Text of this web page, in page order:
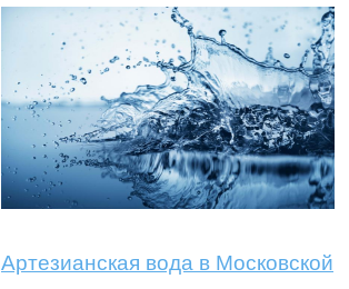
Артезианская вода в Московской